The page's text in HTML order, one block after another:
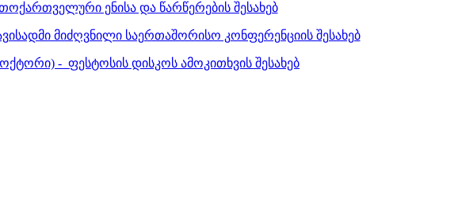
ენისა და წარწერების შესახებ
მიძღვნილი საერთაშორისო კონფერენციის შესახებ
- ფესტოსის დისკოს ამოკითხვის შესახებ